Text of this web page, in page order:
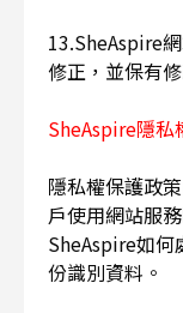
13.SheAspire
修正，並保有
SheAspire隱私
隱私權保護政
戶使用網站服
SheAspire如何
份識別資料。